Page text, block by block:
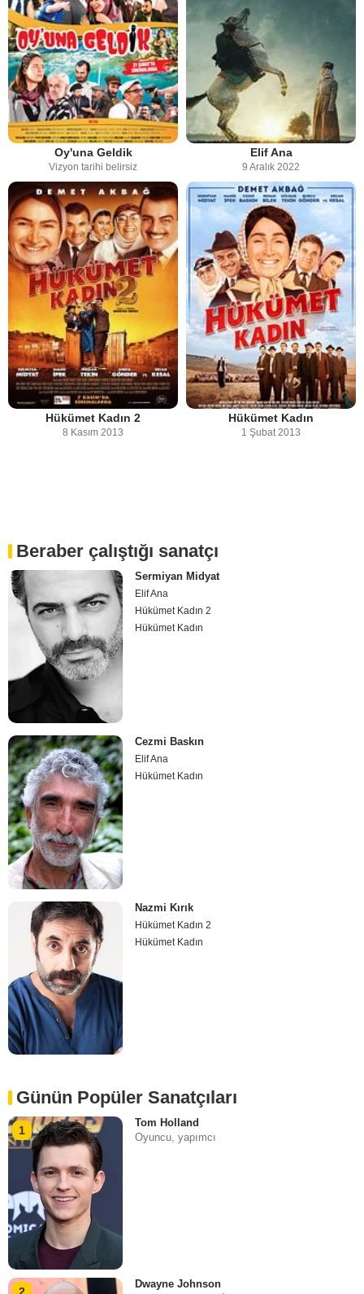
Oy'una Geldik
Vizyon tarihi belirsiz
Elif Ana
9 Aralık 2022
Hükümet Kadın 2
8 Kasım 2013
Hükümet Kadın
1 Şubat 2013
Beraber çalıştığı sanatçı
Sermiyan Midyat
Elif Ana
Hükümet Kadın 2
Hükümet Kadın
Cezmi Baskın
Elif Ana
Hükümet Kadın
Nazmi Kırık
Hükümet Kadın 2
Hükümet Kadın
Günün Popüler Sanatçıları
1
Tom Holland
Oyuncu, yapımcı
Dwayne Johnson